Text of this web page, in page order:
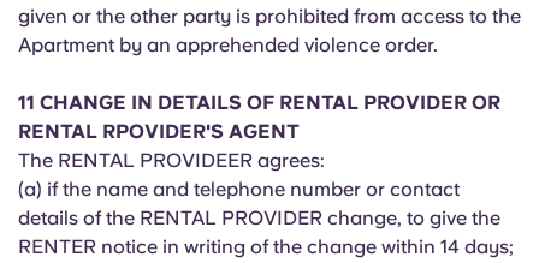
given or the other party is prohibited from access to the
Apartment by an apprehended violence order.
11 CHANGE IN DETAILS OF RENTAL PROVIDER OR
RENTAL RPOVIDER'S AGENT
The RENTAL PROVIDEER agrees:
(a) if the name and telephone number or contact
details of the RENTAL PROVIDER change, to give the
RENTER notice in writing of the change within 14 days;